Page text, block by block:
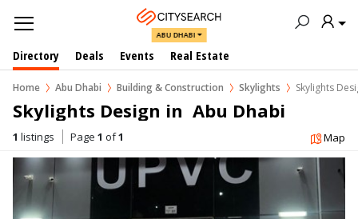
ABU DHABI
Directory Deals Events Real Estate
Home Abu Dhabi Building & Construction Skylights Skylights
Skylights Design in  Abu Dhabi
1 listings Page 1 of1 Map